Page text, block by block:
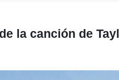
la canción de